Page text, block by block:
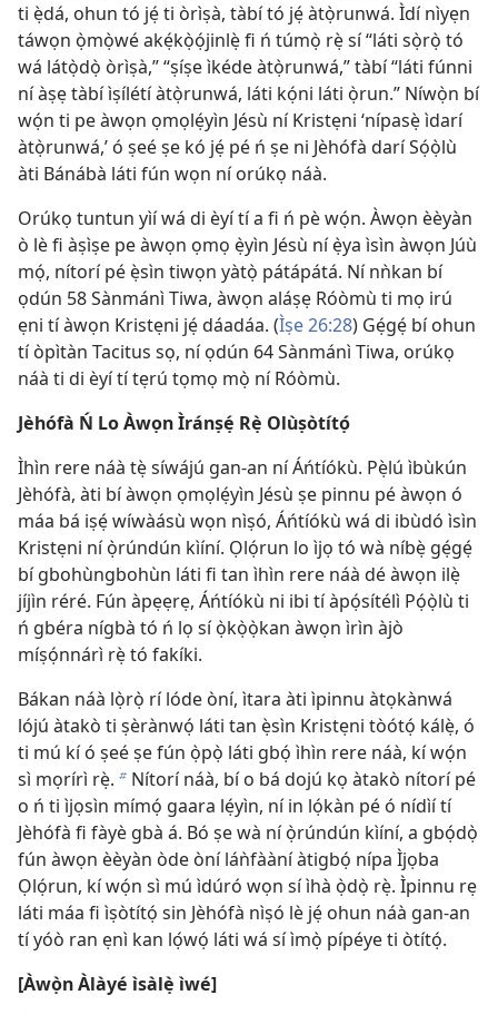
ti ẹ̀dá, ohun tó jẹ́ ti òrìṣà, tàbí tó jẹ́ àtọ̀runwá. Ìdí nìyẹn
táwọn ọ̀mọ̀wé akẹ́kọ̀ọ́jinlẹ̀ fi ń túmọ̀ rẹ̀ sí “láti sọ̀rọ̀ tó
wá látọ̀dọ̀ òrìṣà,” “ṣíṣe ìkéde àtọ̀runwá,” tàbí “láti fúnni
ní àṣẹ tàbí ìṣílétí àtọ̀runwá, láti kọ́ni láti ọ̀run.” Níwọ̀n bí
wọ́n ti pe àwọn ọmọlẹ́yìn Jésù ní Kristẹni ‘nípasẹ̀ ìdarí
àtọ̀runwá,’ ó ṣeé ṣe kó jẹ́ pé ń ṣe ni Jèhófà darí Sọ́ọ̀lù
àti Bánábà láti fún wọn ní orúkọ náà.
Orúkọ tuntun yìí wá di èyí tí a fi ń pè wọ́n. Àwọn èèyàn
ò lè fi àṣìṣe pe àwọn ọmọ ẹ̀yìn Jésù ní ẹ̀ya ìsìn àwọn Júù
mọ́, nítorí pé ẹ̀sìn tiwọn yàtọ̀ pátápátá. Ní nǹkan bí
ọdún 58 Sànmánì Tiwa, àwọn aláṣẹ Róòmù ti mọ irú
ẹni tí àwọn Kristẹni jẹ́ dáadáa. (Ìṣe 26:28) Gẹ́gẹ́ bí ohun
tí òpìtàn Tacitus sọ, ní ọdún 64 Sànmánì Tiwa, orúkọ
náà ti di èyí tí tẹrú tọmọ mọ̀ ní Róòmù.
Jèhófà Ń Lo Àwọn Ìránṣẹ́ Rẹ̀ Olùṣòtítọ́
Ìhìn rere náà tẹ̀ síwájú gan-an ní Áńtíókù. Pẹ̀lú ìbùkún
Jèhófà, àti bí àwọn ọmọlẹ́yìn Jésù ṣe pinnu pé àwọn ó
máa bá iṣẹ́ wíwàásù wọn nìṣó, Áńtíókù wá di ibùdó ìsìn
Kristẹni ní ọ̀rúndún kìíní. Ọlọ́run lo ìjọ tó wà níbẹ̀ gẹ́gẹ́
bí gbohùngbohùn láti fi tan ìhìn rere náà dé àwọn ilẹ̀
jíjìn réré. Fún àpẹẹrẹ, Áńtíókù ni ibi tí àpọ́sítélì Pọ́ọ̀lù ti
ń gbéra nígbà tó ń lọ sí ọ̀kọ̀ọ̀kan àwọn ìrìn àjò
míṣọ́nnárì rẹ̀ tó fakíki.
Bákan náà lọ̀rọ̀ rí lóde òní, ìtara àti ìpinnu àtọkànwá
lójú àtakò ti ṣèrànwọ́ láti tan ẹ̀sìn Kristẹni tòótọ́ kálẹ̀, ó
ti mú kí ó ṣeé ṣe fún ọ̀pọ̀ láti gbọ́ ìhìn rere náà, kí wọ́n
sì mọrírì rẹ̀. b Nítorí náà, bí o bá dojú kọ àtakò nítorí pé
o ń ti ìjọsìn mímọ́ gaara lẹ́yìn, ní in lọ́kàn pé ó nídìí tí
Jèhófà fi fàyè gbà á. Bó ṣe wà ní ọ̀rúndún kìíní, a gbọ́dọ̀
fún àwọn èèyàn òde òní láǹfààní àtigbọ́ nípa Ìjọba
Ọlọ́run, kí wọ́n sì mú ìdúró wọn sí ìhà ọ̀dọ̀ rẹ̀. Ìpinnu rẹ
láti máa fi ìṣòtítọ́ sin Jèhófà nìṣó lè jẹ́ ohun náà gan-an
tí yóò ran ẹnì kan lọ́wọ́ láti wá sí ìmọ̀ pípéye ti òtítọ́.
[Àwọ̀n Àlàyé ìsàlẹ̀ ìwé]